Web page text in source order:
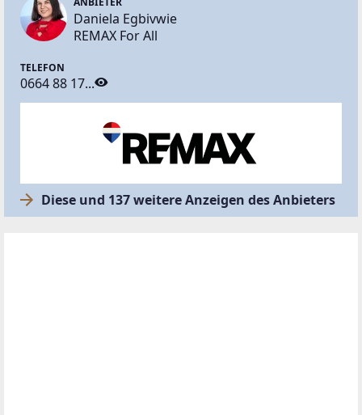
Daniela Egbivwie
REMAX For All
TELEFON
0664 88 17...
Diese und 137 weitere Anzeigen des Anbieters